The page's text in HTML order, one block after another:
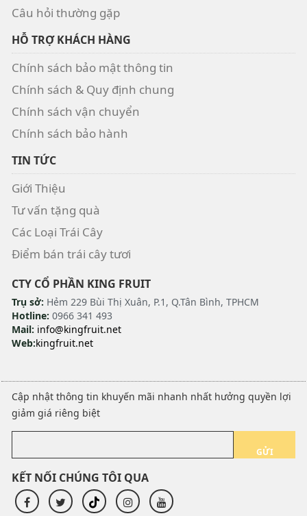
Câu hỏi thường gặp
HỖ TRỢ KHÁCH HÀNG
Chính sách bảo mật thông tin
Chính sách & Quy định chung
Chính sách vận chuyển
Chính sách bảo hành
TIN TỨC
Giới Thiệu
Tư vấn tặng quà
Các Loại Trái Cây
Điểm bán trái cây tươi
CTY CỔ PHẦN KING FRUIT
Trụ sở: Hẻm 229 Bùi Thị Xuân, P.1, Q.Tân Bình, TPHCM
Hotline: 0966 341 493
Mail: info@kingfruit.net
Web:kingfruit.net
Cập nhật thông tin khuyến mãi nhanh nhất hưởng quyền lợi
giảm giá riêng biệt
GỬI
KẾT NỐI CHÚNG TÔI QUA